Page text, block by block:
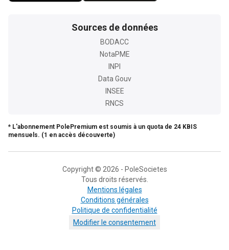
Sources de données
BODACC
NotaPME
INPI
Data Gouv
INSEE
RNCS
* L'abonnement PolePremium est soumis à un quota de 24 KBIS
mensuels. (1 en accès découverte)
Copyright © 2026 - PoleSocietes
Tous droits réservés.
Mentions légales
Conditions générales
Politique de confidentialité
Modifier le consentement